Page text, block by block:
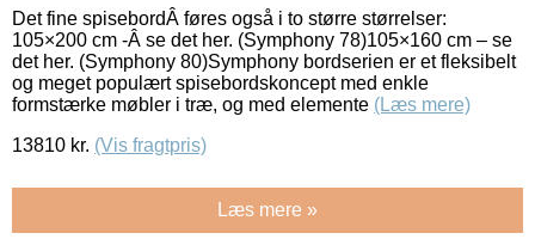
Det fine spisebordÂ føres også i to større størrelser:
105×200 cm -Â se det her. (Symphony 78)105×160 cm – se
det her. (Symphony 80)Symphony bordserien er et fleksibelt
og meget populært spisebordskoncept med enkle
formstærke møbler i træ, og med elemente (Læs mere)
13810 kr. (Vis fragtpris)
Læs mere »